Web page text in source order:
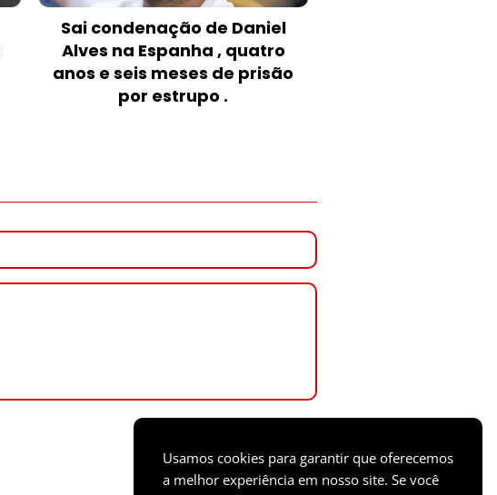
Sai condenação de Daniel
Alves na Espanha , quatro
anos e seis meses de prisão
por estrupo .
Usamos cookies para garantir que oferecemos
a melhor experiência em nosso site. Se você